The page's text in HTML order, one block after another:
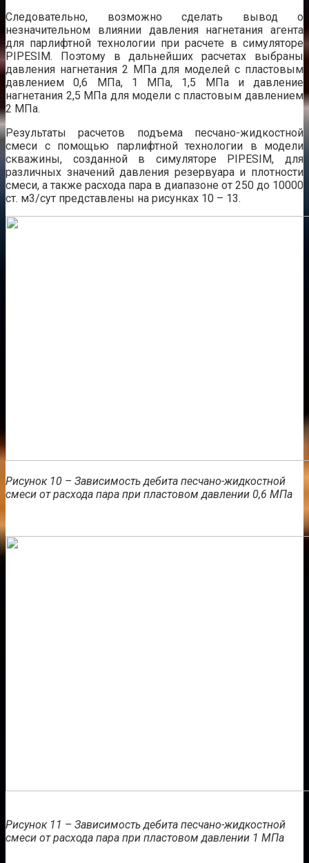
Следовательно, возможно сделать вывод о
незначительном влиянии давления нагнетания агента
для парлифтной технологии при расчете в симуляторе
PIPESIM. Поэтому в дальнейших расчетах выбраны
давления нагнетания 2 МПа для моделей с пластовым
давлением 0,6 МПа, 1 МПа, 1,5 МПа и давление
нагнетания 2,5 МПа для модели с пластовым давлением
2 МПа.
Результаты расчетов подъема песчано-жидкостной
смеси с помощью парлифтной технологии в модели
скважины, созданной в симуляторе PIPESIM, для
различных значений давления резервуара и плотности
смеси, а также расхода пара в диапазоне от 250 до 10000
ст. м3/сут представлены на рисунках 10 – 13.
Рисунок 10 – Зависимость дебита песчано-жидкостной
смеси от расхода пара при пластовом давлении 0,6 МПа
Рисунок 11 – Зависимость дебита песчано-жидкостной
смеси от расхода пара при пластовом давлении 1 МПа